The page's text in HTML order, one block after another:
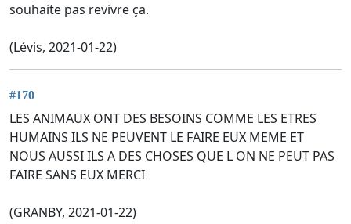
souhaite pas revivre ça.
(Lévis, 2021-01-22)
#170
LES ANIMAUX ONT DES BESOINS COMME LES ETRES
HUMAINS ILS NE PEUVENT LE FAIRE EUX MEME ET
NOUS AUSSI ILS A DES CHOSES QUE L ON NE PEUT PAS
FAIRE SANS EUX MERCI
(GRANBY, 2021-01-22)